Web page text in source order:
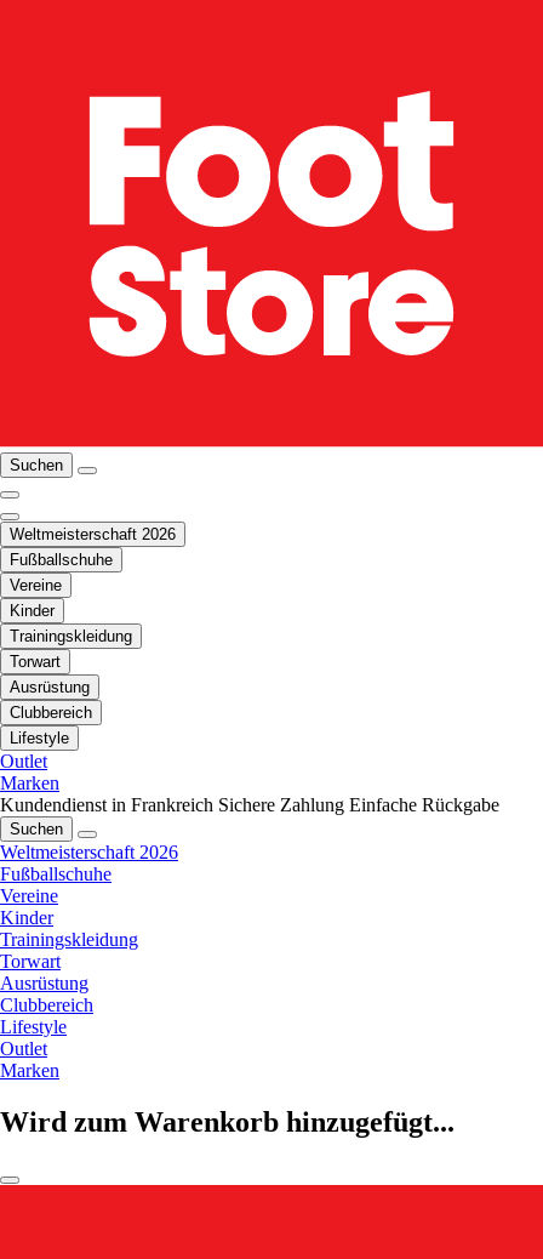
Suchen
Weltmeisterschaft 2026
Fußballschuhe
Vereine
Kinder
Trainingskleidung
Torwart
Ausrüstung
Clubbereich
Lifestyle
Outlet
Marken
Kundendienst in Frankreich Sichere Zahlung Einfache Rückgabe
Suchen
Weltmeisterschaft 2026
Fußballschuhe
Vereine
Kinder
Trainingskleidung
Torwart
Ausrüstung
Clubbereich
Lifestyle
Outlet
Marken
Wird zum Warenkorb hinzugefügt...